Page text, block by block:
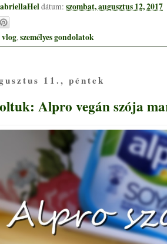
dátum: szombat, augusztus 12, 2017
vlog,személyes gondolatok
11., péntek
Alpro vegán szója